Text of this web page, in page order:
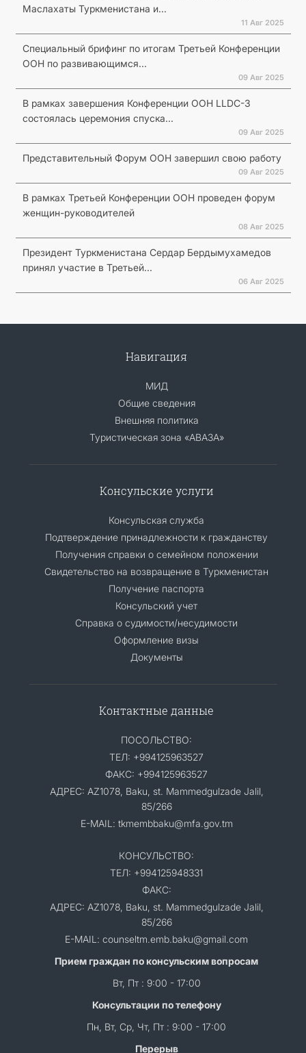
Маслахаты Туркменистана и...
11 Авг 2025
Специальный брифинг по итогам Третьей Конференции
ООН по развивающимся...
09 Авг 2025
В рамках завершения Конференции ООН LLDC-3
состоялась церемония спуска...
09 Авг 2025
Представительный Форум ООН завершил свою работу
09 Авг 2025
В рамках Третьей Конференции ООН проведен форум
женщин-руководителей
08 Авг 2025
Президент Туркменистана Сердар Бердымухамедов
принял участие в Третьей...
06 Авг 2025
Навигация
МИД
Общие сведения
Внешняя политика
Туристическая зона «АВАЗА»
Консульские услуги
Консульская служба
Подтверждение принадлежности к гражданству
Получения справки о семейном положении
Свидетельство на возвращение в Туркменистан
Получение паспорта
Консульский учет
Справка о судимости/несудимости
Оформление визы
Документы
Контактные данные
ПОСОЛЬСТВО:
ТЕЛ: +994125963527
ФАКС: +994125963527
АДРЕС: AZ1078, Baku, st. Mammedgulzade Jalil,
85/266
E-MAIL: tkmembbaku@mfa.gov.tm
КОНСУЛЬСТВО:
ТЕЛ: +994125948331
ФАКС:
АДРЕС: AZ1078, Baku, st. Mammedgulzade Jalil,
85/266
E-MAIL: counseltm.emb.baku@gmail.com
Прием граждан по консульским вопросам
Вт, Пт : 9:00 - 17:00
Консультации по телефону
Пн, Вт, Ср, Чт, Пт : 9:00 - 17:00
Перерыв